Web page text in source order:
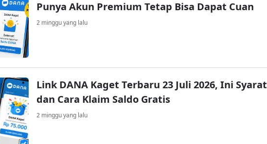
Punya Akun Premium Tetap Bisa Dapat Cuan
2 minggu yang lalu
Link DANA Kaget Terbaru 23 Juli 2026, Ini Syarat
dan Cara Klaim Saldo Gratis
2 minggu yang lalu